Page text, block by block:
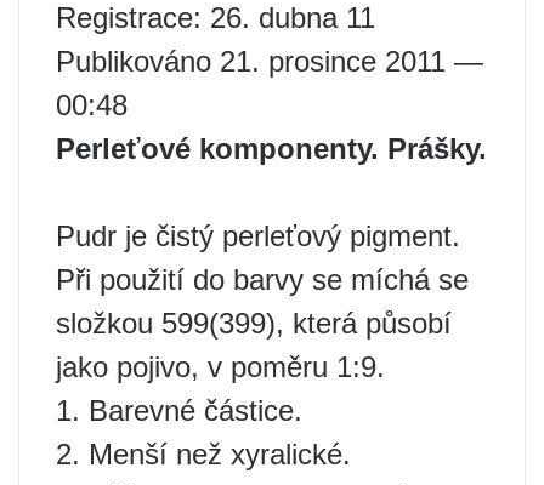
Registrace: 26. dubna 11
Publikováno 21. prosince 2011 —
00:48
Perleťové komponenty. Prášky.
Pudr je čistý perleťový pigment.
Při použití do barvy se míchá se
složkou 599(399), která působí
jako pojivo, v poměru 1:9.
1. Barevné částice.
2. Menší než xyralické.